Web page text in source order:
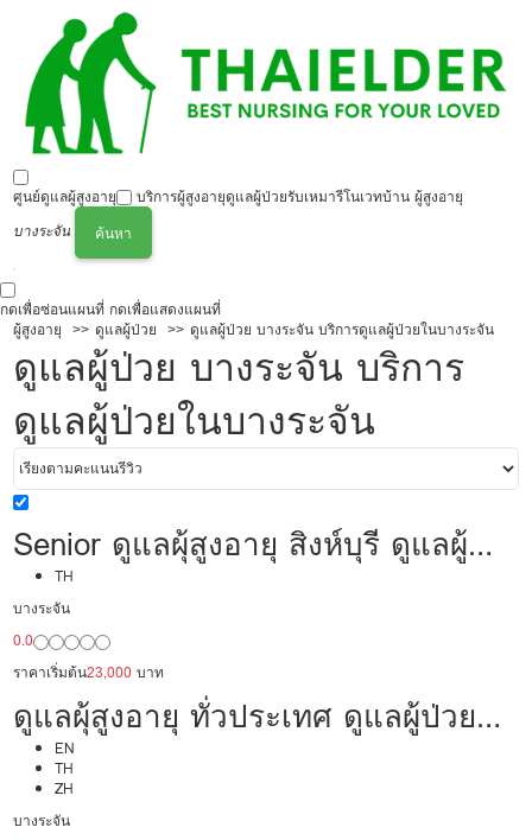
ศูนย์ดูแลผู้สูงอายุ บริการผู้สูงอายุดูแลผู้ป่วยรับเหมารีโนเวทบ้าน ผู้สูงอายุ
บางระจัน
ค้นหา
กดเพื่อซ่อนแผนที่ กดเพื่อแสดงแผนที่
ผู้สูงอายุ
ดูแลผู้ป่วย ดูแลผู้ป่วย บางระจัน บริการดูแลผู้ป่วยในบางระจัน
ดูแลผู้ป่วย บางระจัน บริการ
ดูแลผู้ป่วยในบางระจัน
Senior ดูแลผุ้สูงอายุ สิงห์บุรี ดูแลผู้
ป่วย 23,000/เดือน มืออาชีพ
ประสบการณ์เคยเป็นพยาบาล
TH
บางระจัน
0.0
ราคาเริ่มต้น23,000 บาท
ดูแลผุ้สูงอายุ ทั่วประเทศ ดูแลผู้ป่วย
20,000/เดือน มืออาชีพ ได้ภาษา รับ
ต่างชาติ
EN
TH
ZH
บางระจัน